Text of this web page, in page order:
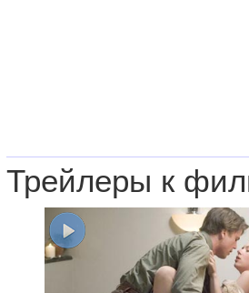
Трейлеры к